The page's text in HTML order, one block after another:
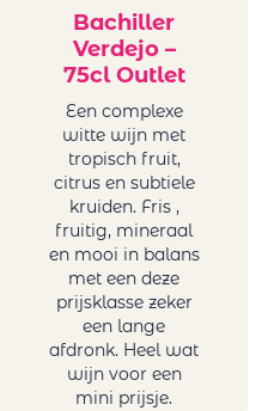
Bachiller
Verdejo –
75cl Outlet
Een complexe
witte wijn met
tropisch fruit,
citrus en subtiele
kruiden. Fris ,
fruitig, mineraal
en mooi in balans
met een deze
prijsklasse zeker
een lange
afdronk. Heel wat
wijn voor een
mini prijsje.